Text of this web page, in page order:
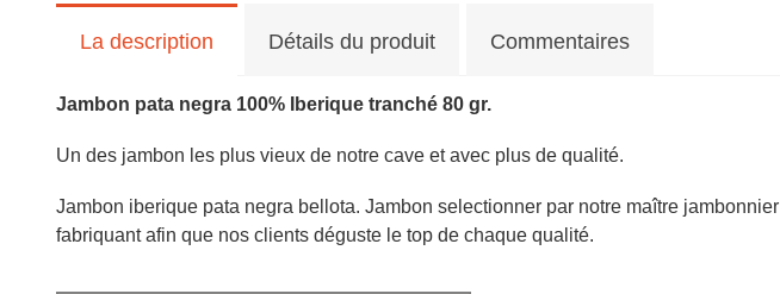
La description Détails du produit Commentaires
Jambon pata negra 100% Iberique tranché 80 gr.
Un des jambon les plus vieux de notre cave et avec plus de qualité.
Jambon iberique pata negra bellota. Jambon selectionner par notre maître jambonnier
fabriquant afin que nos clients déguste le top de chaque qualité.